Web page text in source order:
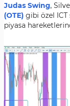
Judas Swing,
(OTE) gibi özel
piyasa